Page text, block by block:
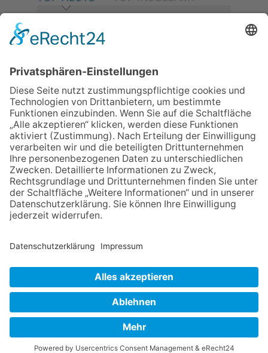
06.08.2026
Baustellenführung führt auch in
die Zukunft der Stadt
Königstein
06.08.2026
Klinikforum zum Thema
Karpaltunnelsyndrom
06.08.2026
Gewinnspiel zum Start ins
Schuljahr
30.07.2026
Ganz Niederhöchstadt wird zur
Festmeile
NACH OBEN
Datenschutz Netiquette FAQ
Powered bynative:media.